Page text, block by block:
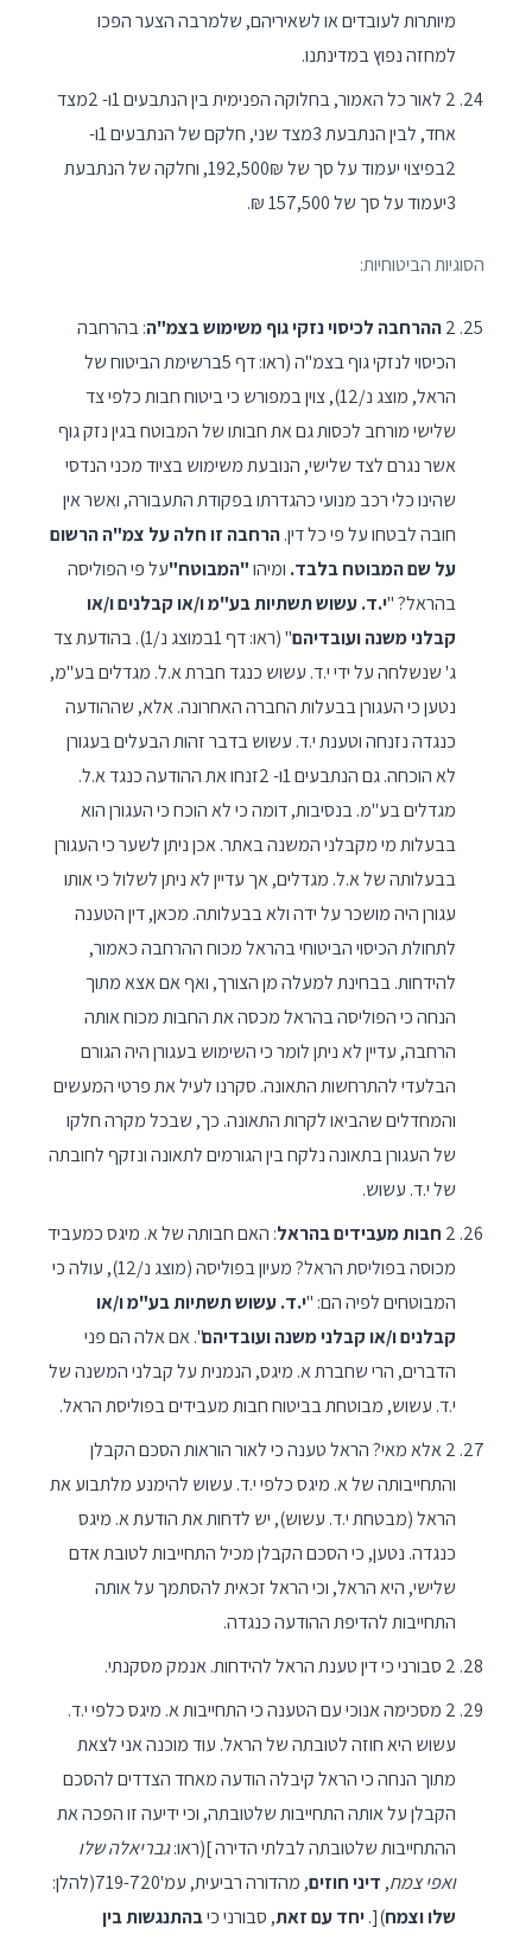
מיותרות לעובדים או לשאיריהם, שלמרבה הצער הפכו
למחזה נפוץ במדינתנו.
2 לאור כל האמור, בחלוקה הפנימית בין הנתבעים 1ו- 2מצד
אחד, לבין הנתבעת 3מצד שני, חלקם של הנתבעים 1ו-
2בפיצוי יעמוד על סך של 192,500₪, וחלקה של הנתבעת
3יעמוד על סך של 157,500 ₪.
הסוגיות הביטוחיות:
2ההרחבה לכיסוי נזקי גוף משימוש בצמ"ה: בהרחבה
הכיסוי לנזקי גוף בצמ"ה (ראו: דף 5ברשימת הביטוח של
הראל, מוצג נ/12), צוין במפורש כי ביטוח חבות כלפי צד
שלישי מורחב לכסות גם את חבותו של המבוטח בגין נזק גוף
אשר נגרם לצד שלישי, הנובעת משימוש בציוד מכני הנדסי
שהינו כלי רכב מנועי כהגדרתו בפקודת התעבורה, ואשר אין
חובה לבטחו על פי כל דין.הרחבה זו חלה על צמ"ה הרשום
על שם המבוטח בלבד. ומיהו"המבוטח"על פי הפוליסה
בהראל? "י.ד. עשוש תשתיות בע"מ ו/או קבלנים ו/או
קבלני משנה ועובדיהם
" (ראו: דף 1במוצג נ/1). בהודעת צד
ג' שנשלחה על ידי י.ד. עשוש כנגד חברת א.ל. מגדלים בע"מ,
נטען כי העגורן בבעלות החברה האחרונה. אלא, שההודעה
כנגדה נזנחה וטענת י.ד. עשוש בדבר זהות הבעלים בעגורן
לא הוכחה. גם הנתבעים 1ו- 2זנחו את ההודעה כנגד א.ל.
מגדלים בע"מ. בנסיבות, דומה כי לא הוכח כי העגורן הוא
בבעלות מי מקבלני המשנה באתר. אכן ניתן לשער כי העגורן
בבעלותה של א.ל. מגדלים, אך עדיין לא ניתן לשלול כי אותו
עגורן היה מושכר על ידה ולא בבעלותה. מכאן, דין הטענה
לתחולת הכיסוי הביטוחי בהראל מכוח ההרחבה כאמור,
להידחות. בבחינת למעלה מן הצורך, ואף אם אצא מתוך
הנחה כי הפוליסה בהראל מכסה את החבות מכוח אותה
הרחבה, עדיין לא ניתן לומר כי השימוש בעגורן היה הגורם
הבלעדי להתרחשות התאונה. סקרנו לעיל את פרטי המעשים
והמחדלים שהביאו לקרות התאונה. כך, שבכל מקרה חלקו
של העגורן בתאונה נלקח בין הגורמים לתאונה ונזקף לחובתה
של י.ד. עשוש.
2 חבות מעבידים בהראל: האם חבותה של א. מיגס כמעביד
מכוסה בפוליסת הראל? מעיון בפוליסה (מוצג נ/12), עולה כי
המבוטחים לפיה הם: "י.ד. עשוש תשתיות בע"מ ו/או
קבלנים ו/או קבלני משנה ועובדיהם". אם אלה הם פני
הדברים, הרי שחברת א. מיגס, הנמנית על קבלני המשנה של
י.ד. עשוש, מבוטחת בביטוח חבות מעבידים בפוליסת הראל.
2 אלא מאי? הראל טענה כי לאור הוראות הסכם הקבלן
והתחייבותה של א. מיגס כלפי י.ד. עשוש להימנע מלתבוע את
הראל (מבטחת י.ד. עשוש), יש לדחות את הודעת א. מיגס
כנגדה. נטען, כי הסכם הקבלן מכיל התחייבות לטובת אדם
שלישי, היא הראל, וכי הראל זכאית להסתמך על אותה
התחייבות להדיפת ההודעה כנגדה.
2 סבורני כי דין טענת הראל להידחות. אנמק מסקנתי.
2 מסכימה אנוכי עם הטענה כי התחייבות א. מיגס כלפי י.ד.
עשוש היא חוזה לטובתה של הראל. עוד מוכנה אני לצאת
מתוך הנחה כי הראל קיבלה הודעה מאחד הצדדים להסכם
הקבלן על אותה התחייבות שלטובתה, וכי ידיעה זו הפכה את
ההתחייבות שלטובתה לבלתי הדירה ](ראו:גבריאלה שלו
ואפי צמח, דיני חוזים, מהדורה רביעית, עמ'719-720(להלן:
שלו וצמח)[.יחד עם זאת, סבורני כיבהתנגשות בין